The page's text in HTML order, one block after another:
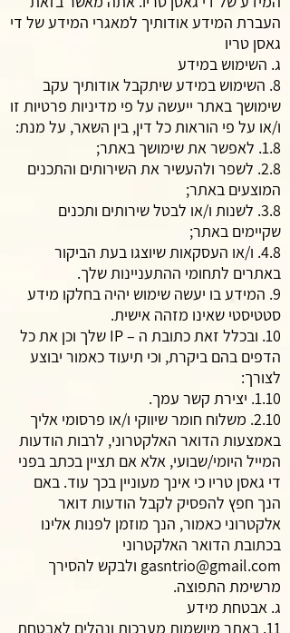
העברת המידע אודותיך למאגרי המידע של די
גאסן טריו
ג. השימוש במידע
8. השימוש במידע שיתקבל אודותיך עקב
שימושך באתר ייעשה על פי מדיניות פרטיות זו
ו/או על פי הוראות כל דין, בין השאר, על מנת:
1.8. לאפשר את שימושך באתר;
2.8. לשפר ולהעשיר את השירותים והתכנים
המוצעים באתר;
3.8. לשנות ו/או לבטל שירותים ותכנים
שקיימים באתר;
4.8. ו/או העסקאות שיוצגו בעת הביקור
באתרים לתחומי ההתעניינות שלך.
9. המידע בו יעשה שימוש יהיה בחלקו מידע
סטטיסטי שאינו מזהה אישית.
10. ובכלל זאת כתובת ה – IP שלך וכן את כל
הדפים בהם ביקרת, וכי תיעוד כאמור יבוצע
לצורך:
1.10. יצירת קשר עמך.
2.10. משלוח חומר שיווקי ו/או פרסומי אליך
באמצעות הדואר האלקטרוני, לרבות הודעות
המייל היומי/שבועי, אלא אם תציין בכתב בפני
די גאסן טריו כי אינך מעוניין בכך עוד. באם
הנך חפץ להפסיק לקבל הודעות דואר
אלקטרוני כאמור, הנך מוזמן לפנות אלינו
בכתובת הדואר האלקטרוני
gasntrio@gmail.com ולבקש להסירך
מרשימת התפוצה.
ג. אבטחת מידע
11. באתר מיושמות מערכות ונהלים לאבטחת